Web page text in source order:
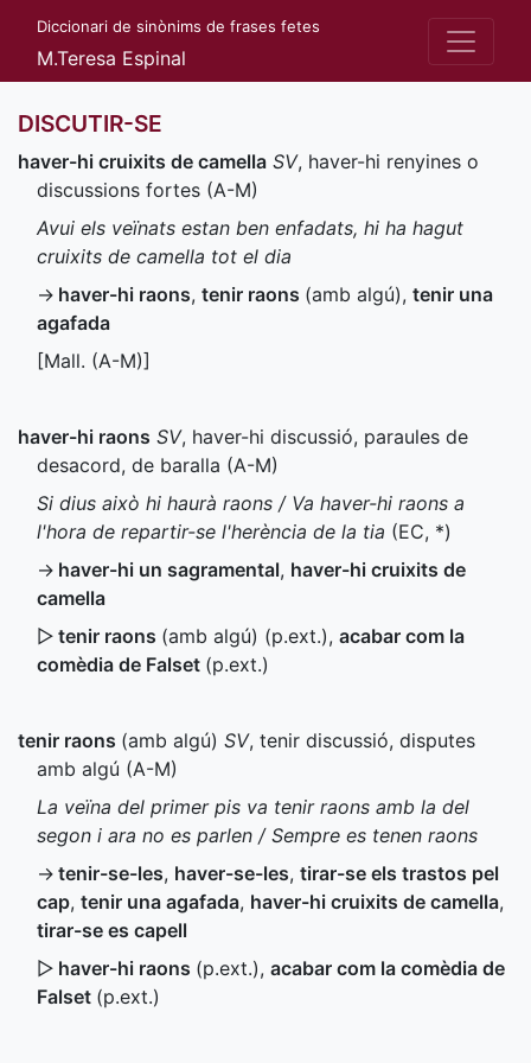
Diccionari de sinònims de frases fetes
M.Teresa Espinal
DISCUTIR-SE
haver-hi cruixits de camella SV, haver-hi renyines o
discussions fortes (A-M)
Avui els veïnats estan ben enfadats, hi ha hagut
cruixits de camella tot el dia
→ haver-hi raons, tenir raons (amb algú), tenir una
agafada
[Mall. (A-M)]
haver-hi raons SV, haver-hi discussió, paraules de
desacord, de baralla (A-M)
Si dius això hi haurà raons / Va haver-hi raons a
l'hora de repartir-se l'herència de la tia (EC, *)
→ haver-hi un sagramental, haver-hi cruixits de
camella
▷ tenir raons (amb algú) (p.ext.), acabar com la
comèdia de Falset (p.ext.)
tenir raons (amb algú) SV, tenir discussió, disputes
amb algú (A-M)
La veïna del primer pis va tenir raons amb la del
segon i ara no es parlen / Sempre es tenen raons
→ tenir-se-les, haver-se-les, tirar-se els trastos pel
cap, tenir una agafada, haver-hi cruixits de camella,
tirar-se es capell
▷ haver-hi raons (p.ext.), acabar com la comèdia de
Falset (p.ext.)